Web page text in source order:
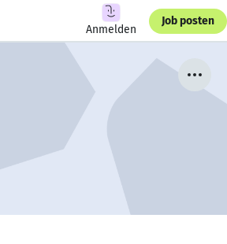
Anmelden
Job posten